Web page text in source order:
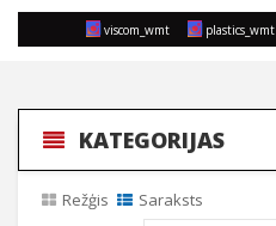
viscom_wmt plastics_wmt
KATEGORIJAS
Režģis Saraksts